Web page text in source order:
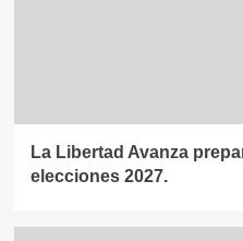
La Libertad Avanza
elecciones 2027.